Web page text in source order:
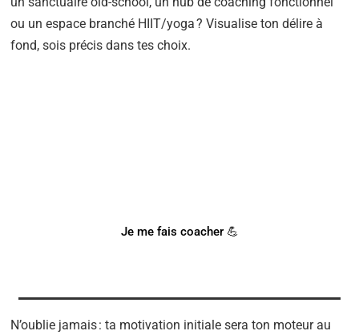
ou un espace branché HIIT/yoga ? Visualise ton délire à
fond, sois précis dans tes choix.
Je me fais coacher 💪
N’oublie jamais : ta motivation initiale sera ton moteur au